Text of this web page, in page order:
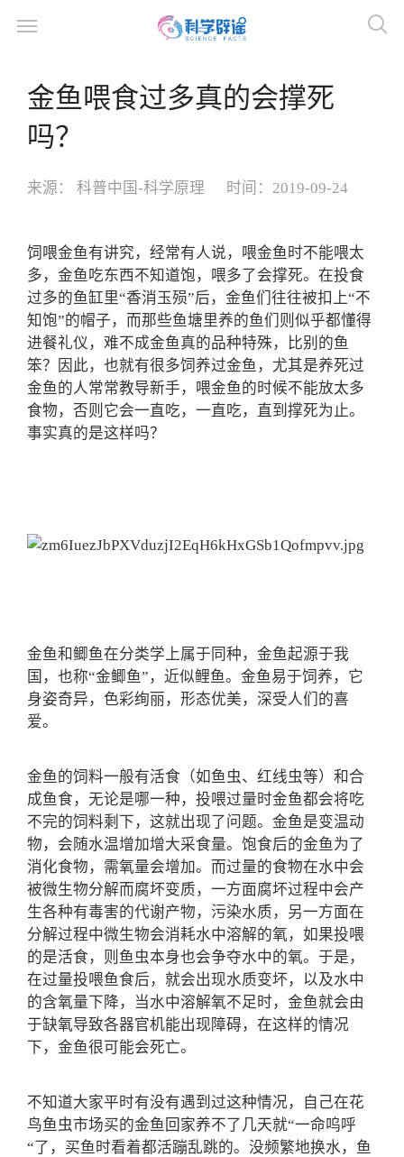
金鱼喂食过多真的会撑死
吗？
来源： 科普中国-科学原理 时间： 2019-09-24
饲喂金鱼有讲究，经常有人说，喂金鱼时不能喂太
多，金鱼吃东西不知道饱，喂多了会撑死。在投食
过多的鱼缸里“香消玉殒”后，金鱼们往往被扣上“不
知饱”的帽子，而那些鱼塘里养的鱼们则似乎都懂得
进餐礼仪，难不成金鱼真的品种特殊，比别的鱼
笨？因此，也就有很多饲养过金鱼，尤其是养死过
金鱼的人常常教导新手，喂金鱼的时候不能放太多
食物，否则它会一直吃，一直吃，直到撑死为止。
事实真的是这样吗？
金鱼和鲫鱼在分类学上属于同种，金鱼起源于我
国，也称“金鲫鱼”，近似鲤鱼。金鱼易于饲养，它
身姿奇异，色彩绚丽，形态优美，深受人们的喜
爱。
金鱼的饲料一般有活食（如鱼虫、红线虫等）和合
成鱼食，无论是哪一种，投喂过量时金鱼都会将吃
不完的饲料剩下，这就出现了问题。金鱼是变温动
物，会随水温增加增大采食量。饱食后的金鱼为了
消化食物，需氧量会增加。而过量的食物在水中会
被微生物分解而腐坏变质，一方面腐坏过程中会产
生各种有毒害的代谢产物，污染水质，另一方面在
分解过程中微生物会消耗水中溶解的氧，如果投喂
的是活食，则鱼虫本身也会争夺水中的氧。于是，
在过量投喂鱼食后，就会出现水质变坏，以及水中
的含氧量下降，当水中溶解氧不足时，金鱼就会由
于缺氧导致各器官机能出现障碍，在这样的情况
下，金鱼很可能会死亡。
不知道大家平时有没有遇到过这种情况，自己在花
鸟鱼虫市场买的金鱼回家养不了几天就“一命呜呼
“了，买鱼时看着都活蹦乱跳的。没频繁地换水，鱼